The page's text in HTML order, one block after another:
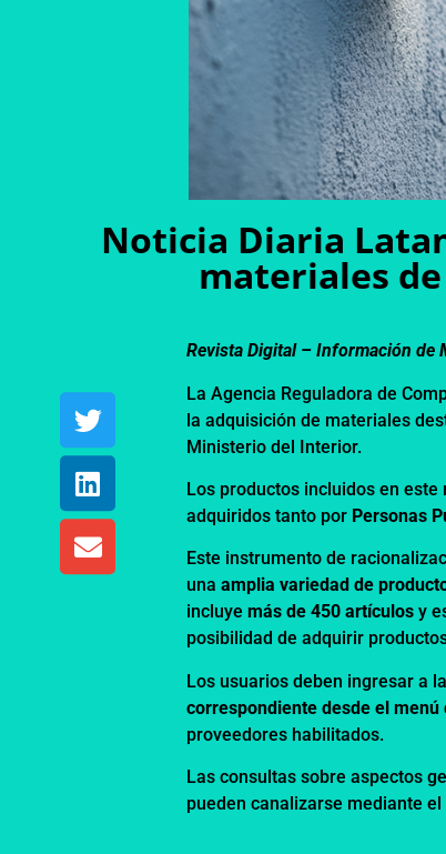
Noticia Diaria
materiales
Revista Digital – Información de
La Agencia Reguladora de
la adquisición de materiales
Ministerio del Interior.
Los productos incluidos en
adquiridos tanto por Personas
Este instrumento de
unaamplia variedad de
incluyemás de 450 artículos y
posibilidad de adquirir
Los usuarios deben ingresar a
correspondiente desde el menú
proveedores habilitados.
Las consultas sobre aspectos
pueden canalizarse mediante el